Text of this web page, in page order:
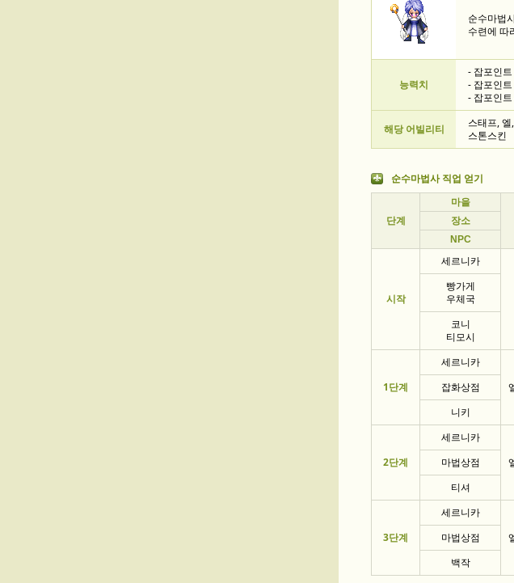
순수마법
수련에 따
능력치
- 잡포인
- 잡포인
- 잡포인
해당 어빌리티
스태프,
스톤스킨
순수마법사 직업 얻기
단계
마을
장소
NPC
시작
세르니카
빵가게
우체국
코니
티모시
1단계
세르니카
잡화상점
니키
2단계
세르니카
마법상점
티셔
3단계
세르니카
마법상점
백작